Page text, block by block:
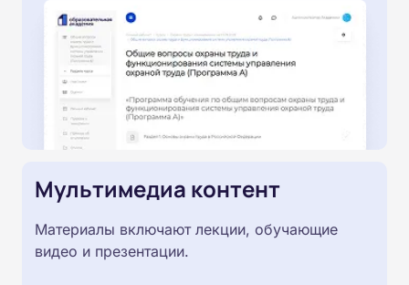
Мультимедиа контент
Материалы включают лекции, обучающие
видео и презентации.